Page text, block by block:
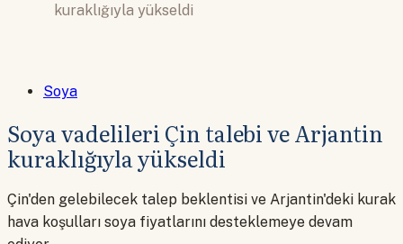
kuraklığıyla yükseldi
Soya
Soya vadelileri Çin talebi ve Arjantin
kuraklığıyla yükseldi
Çin'den gelebilecek talep beklentisi ve Arjantin'deki kurak
hava koşulları soya fiyatlarını desteklemeye devam